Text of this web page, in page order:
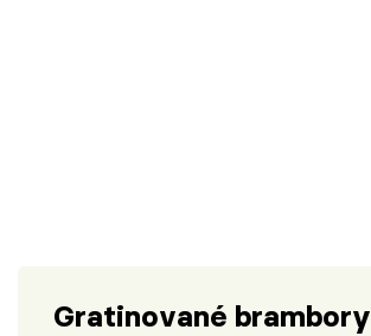
Gratinované brambory